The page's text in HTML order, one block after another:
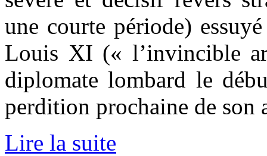
une courte période)
Louis XI (« l’invincible
diplomate lombard le
perdition prochaine de son
Lire la suite